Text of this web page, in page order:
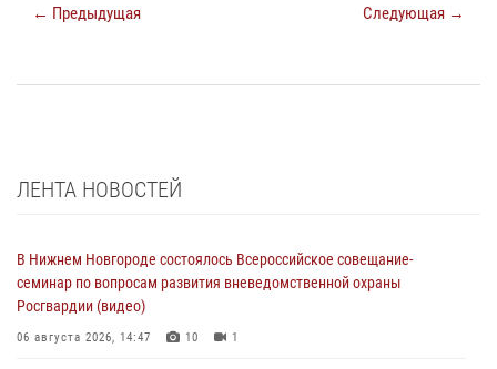
← Предыдущая Следующая →
ЛЕНТА НОВОСТЕЙ
В Нижнем Новгороде состоялось Всероссийское совещание-
семинар по вопросам развития вневедомственной охраны
Росгвардии (видео)
06 августа 2026, 14:47 10 1